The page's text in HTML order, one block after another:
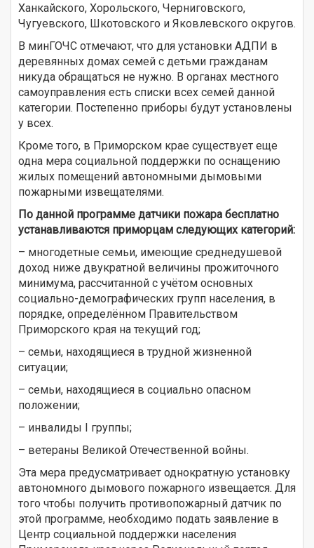
Ханкайского, Хорольского, Черниговского,
Чугуевского, Шкотовского и Яковлевского округов.
В минГОЧС отмечают, что для установки АДПИ в
деревянных домах семей с детьми гражданам
никуда обращаться не нужно. В органах местного
самоуправления есть списки всех семей данной
категории. Постепенно приборы будут установлены
у всех.
Кроме того, в Приморском крае существует еще
одна мера социальной поддержки по оснащению
жилых помещений автономными дымовыми
пожарными извещателями.
По данной программе датчики пожара бесплатно
устанавливаются приморцам следующих категорий:
– многодетные семьи, имеющие среднедушевой
доход ниже двукратной величины прожиточного
минимума, рассчитанной с учётом основных
социально-демографических групп населения, в
порядке, определённом Правительством
Приморского края на текущий год;
– семьи, находящиеся в трудной жизненной
ситуации;
– семьи, находящиеся в социально опасном
положении;
– инвалиды I группы;
– ветераны Великой Отечественной войны.
Эта мера предусматривает однократную установку
автономного дымового пожарного извещается. Для
того чтобы получить противопожарный датчик по
этой программе, необходимо подать заявление в
Центр социальной поддержки населения